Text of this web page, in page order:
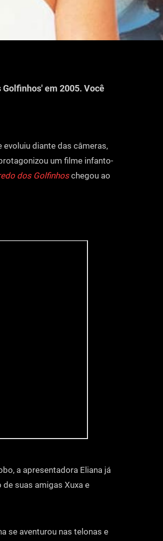
em 2005. Você
diante das câmeras,
um filme infanto-
dos Golfinhoschegou ao
a apresentadora Eliana já
suas amigas Xuxa e
se aventurou nas telonas e